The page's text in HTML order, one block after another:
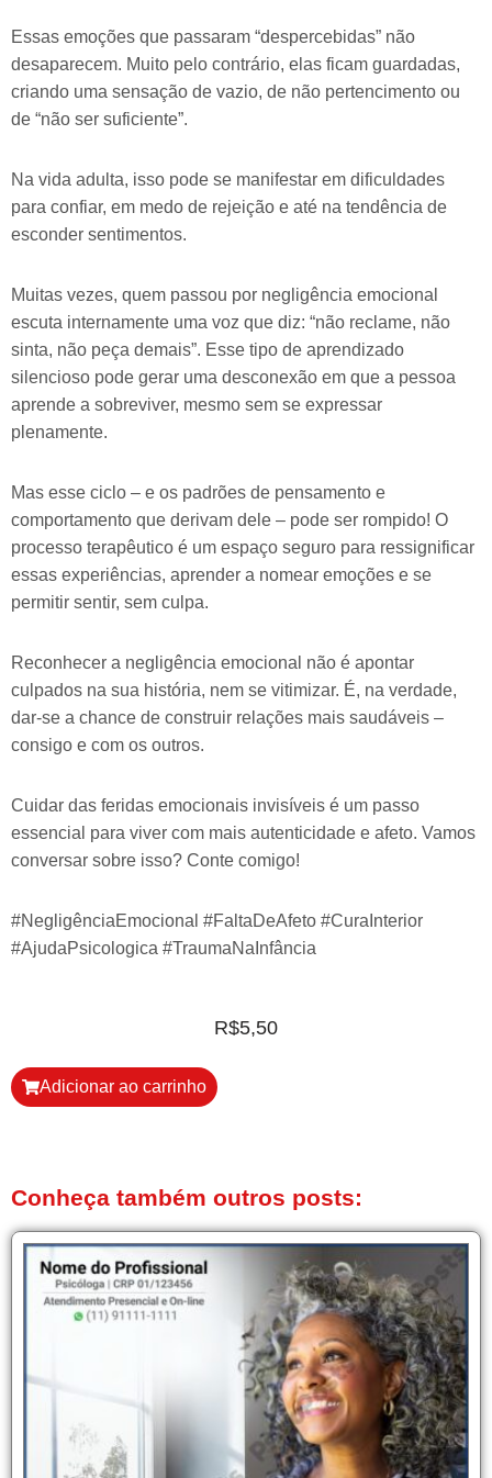
Essas emoções que passaram “despercebidas” não
desaparecem. Muito pelo contrário, elas ficam guardadas,
criando uma sensação de vazio, de não pertencimento ou
de “não ser suficiente”.
Na vida adulta, isso pode se manifestar em dificuldades
para confiar, em medo de rejeição e até na tendência de
esconder sentimentos.
Muitas vezes, quem passou por negligência emocional
escuta internamente uma voz que diz: “não reclame, não
sinta, não peça demais”. Esse tipo de aprendizado
silencioso pode gerar uma desconexão em que a pessoa
aprende a sobreviver, mesmo sem se expressar
plenamente.
Mas esse ciclo – e os padrões de pensamento e
comportamento que derivam dele – pode ser rompido! O
processo terapêutico é um espaço seguro para ressignificar
essas experiências, aprender a nomear emoções e se
permitir sentir, sem culpa.
Reconhecer a negligência emocional não é apontar
culpados na sua história, nem se vitimizar. É, na verdade,
dar-se a chance de construir relações mais saudáveis –
consigo e com os outros.
Cuidar das feridas emocionais invisíveis é um passo
essencial para viver com mais autenticidade e afeto. Vamos
conversar sobre isso? Conte comigo!
#NegligênciaEmocional #FaltaDeAfeto #CuraInterior
#AjudaPsicologica #TraumaNaInfância
R$5,50
Adicionar ao carrinho
Conheça também outros posts: